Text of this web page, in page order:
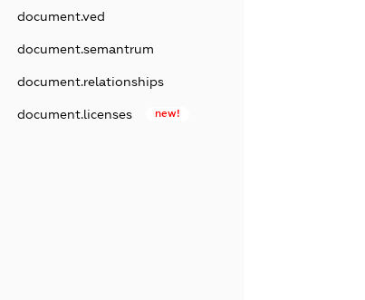
document.ved
document.semantrum
document.relationships
document.licenses new!